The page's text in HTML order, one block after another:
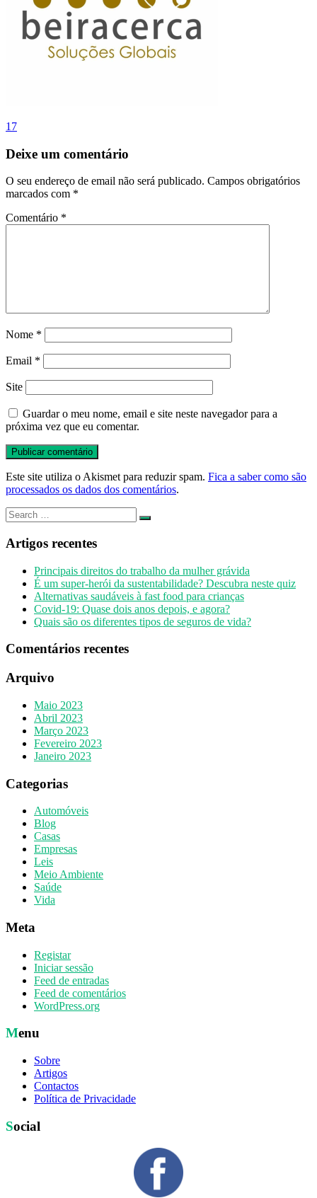
Navegação
de
17
Deixe um comentário
O seu endereço de email não será publicado. Campos obrigatórios
marcados com *
Comentário *
Nome *
Email *
Site
Guardar o meu nome, email e site neste navegador para a
próxima vez que eu comentar.
Este site utiliza o Akismet para reduzir spam. Fica a saber como são
processados os dados dos comentários.
Search
for:
Search
Artigos recentes
Principais direitos do trabalho da mulher grávida
É um super-herói da sustentabilidade? Descubra neste quiz
Alternativas saudáveis à fast food para crianças
Covid-19: Quase dois anos depois, e agora?
Quais são os diferentes tipos de seguros de vida?
Comentários recentes
Arquivo
Maio 2023
Abril 2023
Março 2023
Fevereiro 2023
Janeiro 2023
Categorias
Automóveis
Blog
Casas
Empresas
Leis
Meio Ambiente
Saúde
Vida
Meta
Registar
Iniciar sessão
Feed de entradas
Feed de comentários
WordPress.org
Menu
Sobre
Artigos
Contactos
Política de Privacidade
Social